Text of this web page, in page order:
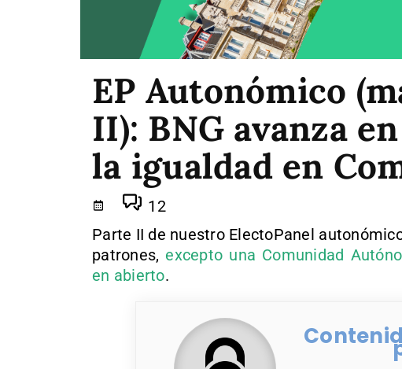
EP Autonómico
II): BNG avanza
la igualdad en
12
Parte II de nuestro ElectoPanel
patrones, excepto una Comunidad
en abierto.